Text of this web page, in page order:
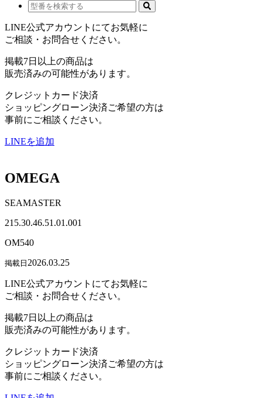
LINE公式アカウントにてお気軽に
ご相談・お問合せください。
掲載7日以上の商品は
販売済みの可能性があります。
クレジットカード決済
ショッピングローン決済ご希望の方は
事前にご相談ください。
LINEを追加
OMEGA
SEAMASTER
215.30.46.51.01.001
OM540
掲載日 2026.03.25
LINE公式アカウントにてお気軽に
ご相談・お問合せください。
掲載7日以上の商品は
販売済みの可能性があります。
クレジットカード決済
ショッピングローン決済ご希望の方は
事前にご相談ください。